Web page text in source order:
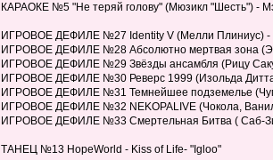
КАРАОКЕ №5 "Не теряй голову" (Мюзикл "Шесть") -
ИГРОВОЕ ДЕФИЛЕ №27 Identity V (Мелли Плиниус) -
ИГРОВОЕ ДЕФИЛЕ №28 Абсолютно мертвая зона
ИГРОВОЕ ДЕФИЛЕ №29 Звёзды ансамбля (Рицу
ИГРОВОЕ ДЕФИЛЕ №30 Реверс 1999 (Изольда
ИГРОВОЕ ДЕФИЛЕ №31 Темнейшее подземелье
ИГРОВОЕ ДЕФИЛЕ №32 NEKOPALIVE (Чокола,
ИГРОВОЕ ДЕФИЛЕ №33 Смертельная Битва ( Саб-
ТАНЕЦ №13 HopeWorld - Kiss of Life- "Igloo"